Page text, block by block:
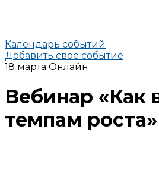
Календарь событий
Добавить своё событие
18 марта Онлайн
Вебинар «Как
темпам роста»